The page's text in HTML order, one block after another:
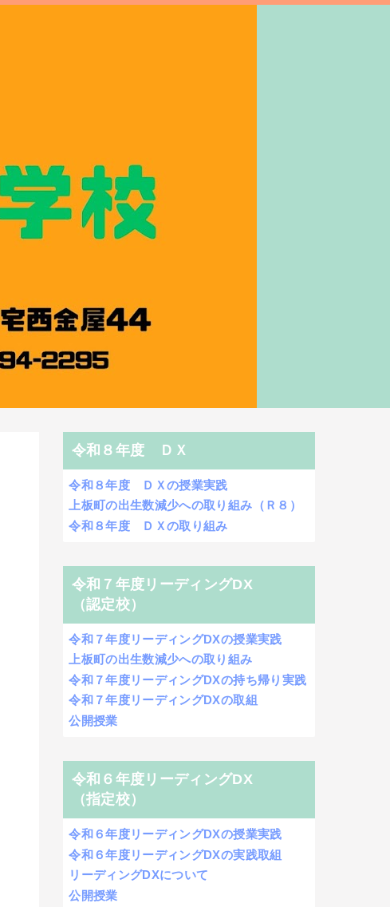
令和８年度 ＤＸ
令和８年度 ＤＸの授業実践
上板町の出生数減少への取り組み（Ｒ８）
令和８年度 ＤＸの取り組み
令和７年度リーディングDX
（認定校）
令和７年度リーディングDXの授業実践
上板町の出生数減少への取り組み
令和７年度リーディングDXの持ち帰り実践
令和７年度リーディングDXの取組
公開授業
令和６年度リーディングDX
（指定校）
令和６年度リーディングDXの授業実践
令和６年度リーディングDXの実践取組
リーディングDXについて
公開授業